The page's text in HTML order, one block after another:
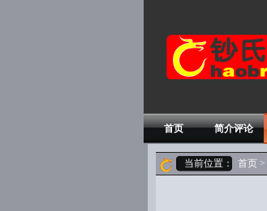
首页 简介评论
当前位置： 首页 >